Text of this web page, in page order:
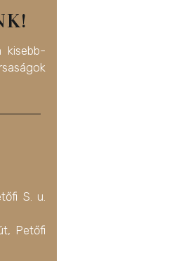
kisebb-
S. u.
Petőfi